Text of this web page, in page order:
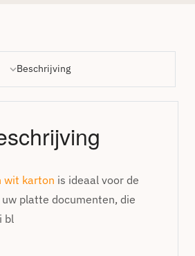
Beschrijving
wit karton is ideaal voor de
platte documenten, die
bl